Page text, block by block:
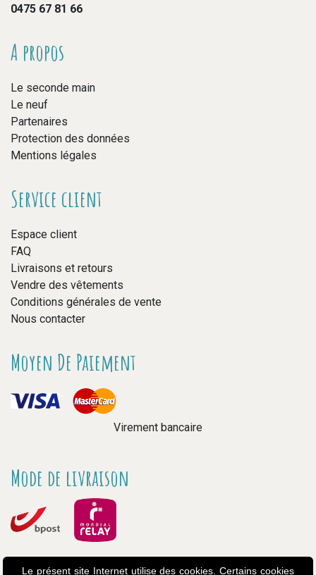
0475 67 81 66
A propos
Le seconde main
Le neuf
Partenaires
Protection des données
Mentions légales
Service client
Espace client
FAQ
Livraisons et retours
Vendre des vêtements
Conditions générales de vente
Nous contacter
Moyen De Paiement
Virement bancaire
Mode de livraison
Le présent site Internet utilise des cookies. Certains cookies